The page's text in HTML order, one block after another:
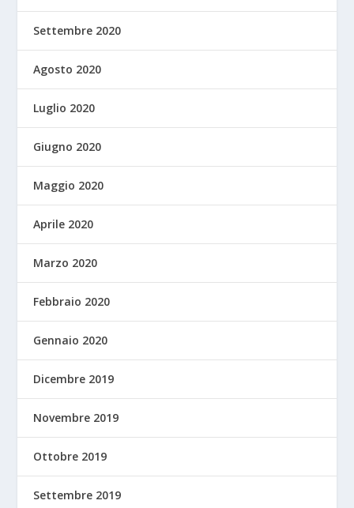
Settembre 2020
Agosto 2020
Luglio 2020
Giugno 2020
Maggio 2020
Aprile 2020
Marzo 2020
Febbraio 2020
Gennaio 2020
Dicembre 2019
Novembre 2019
Ottobre 2019
Settembre 2019